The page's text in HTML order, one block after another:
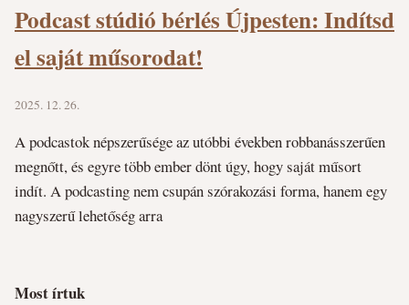
Podcast stúdió bérlés Újpesten: Indítsd
el saját műsorodat!
2025. 12. 26.
A podcastok népszerűsége az utóbbi években robbanásszerűen
megnőtt, és egyre több ember dönt úgy, hogy saját műsort
indít. A podcasting nem csupán szórakozási forma, hanem egy
nagyszerű lehetőség arra
Most írtuk